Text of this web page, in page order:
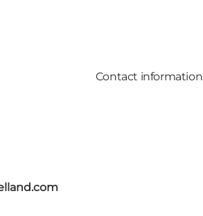
Contact information